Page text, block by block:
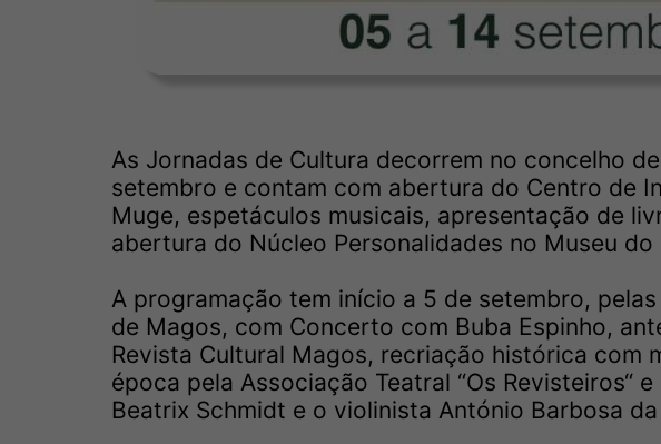
As Jornadas de Cultura decorrem no concelho
setembro e contam com abertura do Centro de
Muge, espetáculos musicais, apresentação de
abertura do Núcleo Personalidades no Museu
A programação tem início a 5 de setembro,
de Magos, com Concerto com Buba Espinho,
Revista Cultural Magos, recriação histórica com
época pela Associação Teatral “Os Revisteiros“
Beatrix Schmidt e o violinista António Barbosa da